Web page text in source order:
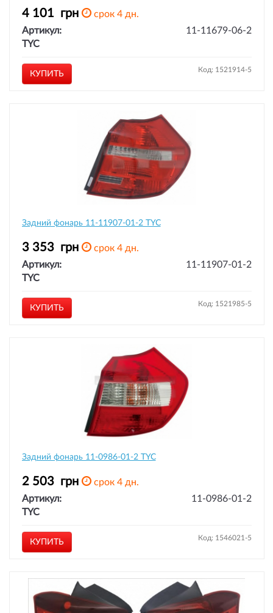
4 101 грн
срок 4 дн.
Артикул:
11-11679-06-2
TYC
КУПИТЬ Код: 1521914-5
Задний фонарь 11-11907-01-2 TYC
3 353 грн
срок 4 дн.
Артикул:
11-11907-01-2
TYC
КУПИТЬ Код: 1521985-5
Задний фонарь 11-0986-01-2 TYC
2 503 грн
срок 4 дн.
Артикул:
11-0986-01-2
TYC
КУПИТЬ Код: 1546021-5